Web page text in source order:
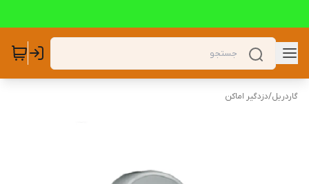
گاردریل/دزدگیر اماکن